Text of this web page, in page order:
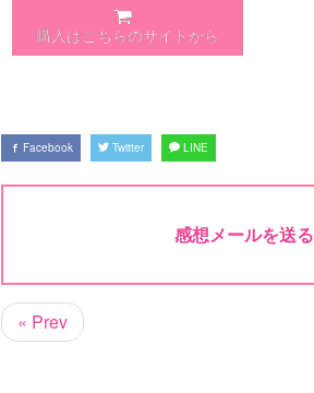
購入はこちらのサイトから
Facebook Twitter LINE
感想メールを送る
« Prev